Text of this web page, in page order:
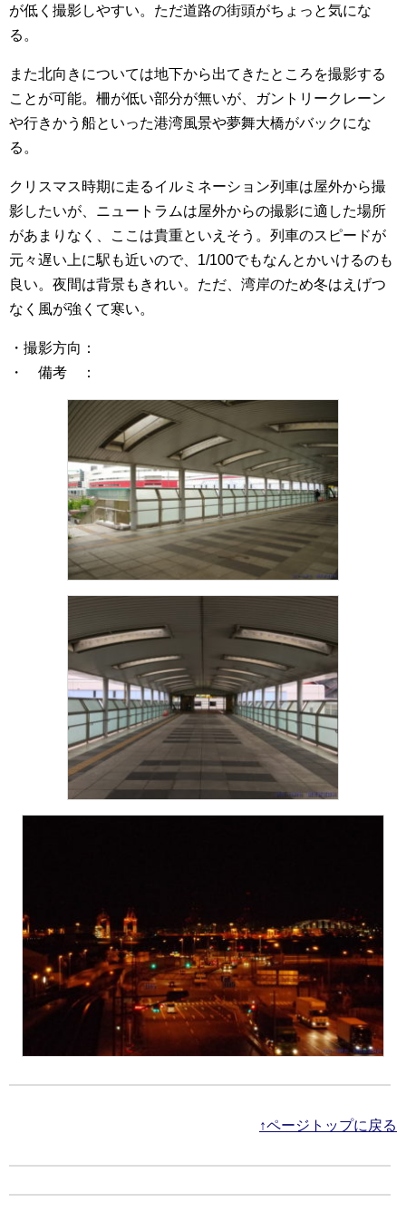
が低く撮影しやすい。ただ道路の街頭がちょっと気にな
る。
また北向きについては地下から出てきたところを撮影する
ことが可能。柵が低い部分が無いが、ガントリークレーン
や行きかう船といった港湾風景や夢舞大橋がバックにな
る。
クリスマス時期に走るイルミネーション列車は屋外から撮
影したいが、ニュートラムは屋外からの撮影に適した場所
があまりなく、ここは貴重といえそう。列車のスピードが
元々遅い上に駅も近いので、1/100でもなんとかいけるのも
良い。夜間は背景もきれい。ただ、湾岸のため冬はえげつ
なく風が強くて寒い。
・撮影方向：
・ 備考 ：
↑ページトップに戻る